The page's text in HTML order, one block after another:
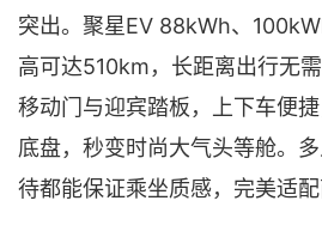
突出。聚星EV 88kWh、
高可达510km，长距离出行无
移动门与迎宾踏板，上下车便
底盘，秒变时尚大气头等舱。
待都能保证乘坐质感，完美适配